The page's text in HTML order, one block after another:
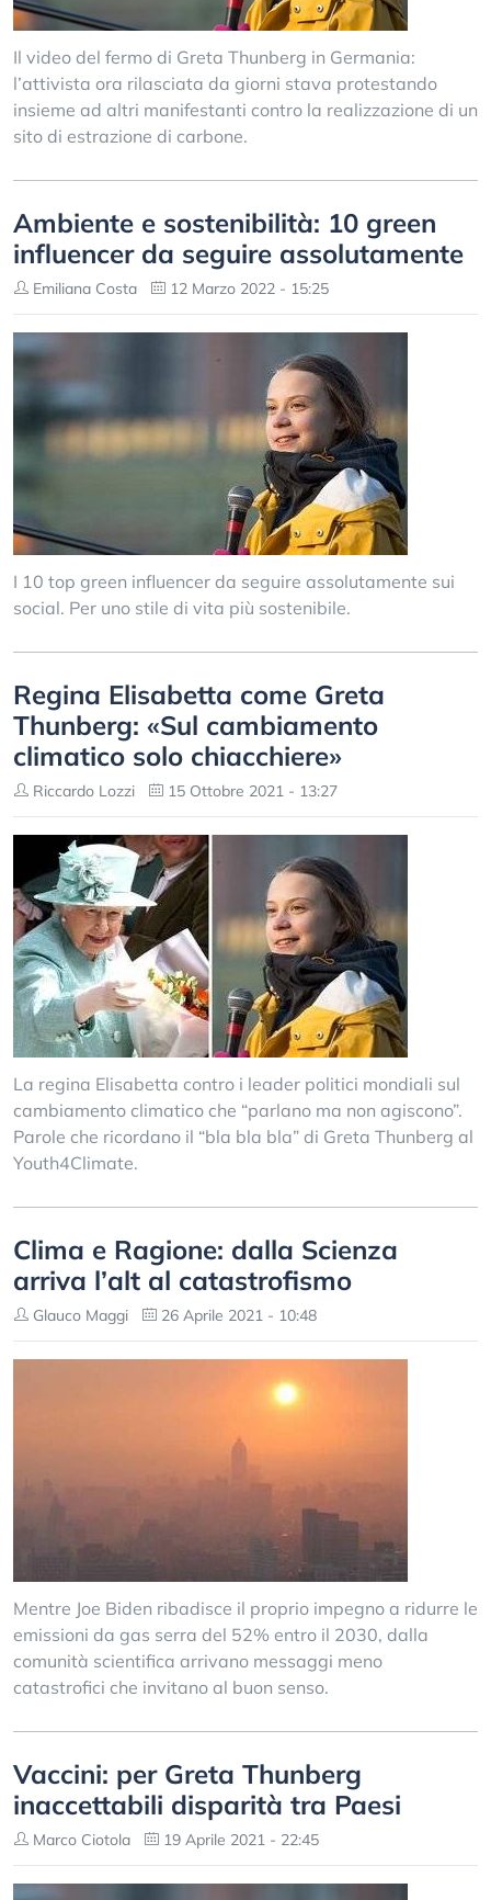
Il video del fermo di Greta Thunberg in Germania:
l’attivista ora rilasciata da giorni stava protestando
insieme ad altri manifestanti contro la realizzazione di un
sito di estrazione di carbone.
Ambiente e sostenibilità: 10 green
influencer da seguire assolutamente
Emiliana Costa 12 Marzo 2022 - 15:25
I 10 top green influencer da seguire assolutamente sui
social. Per uno stile di vita più sostenibile.
Regina Elisabetta come Greta
Thunberg: «Sul cambiamento
climatico solo chiacchiere»
Riccardo Lozzi 15 Ottobre 2021 - 13:27
La regina Elisabetta contro i leader politici mondiali sul
cambiamento climatico che “parlano ma non agiscono”.
Parole che ricordano il “bla bla bla” di Greta Thunberg al
Youth4Climate.
Clima e Ragione: dalla Scienza
arriva l’alt al catastrofismo
Glauco Maggi 26 Aprile 2021 - 10:48
Mentre Joe Biden ribadisce il proprio impegno a ridurre le
emissioni da gas serra del 52% entro il 2030, dalla
comunità scientifica arrivano messaggi meno
catastrofici che invitano al buon senso.
Vaccini: per Greta Thunberg
inaccettabili disparità tra Paesi
Marco Ciotola 19 Aprile 2021 - 22:45